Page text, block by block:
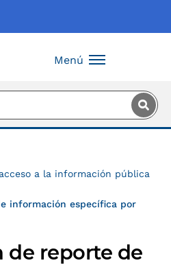
Menú
a la información pública
información específica por
de reporte de